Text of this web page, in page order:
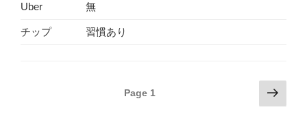
Uber 無
チップ 習慣あり
Page 1
Next
page